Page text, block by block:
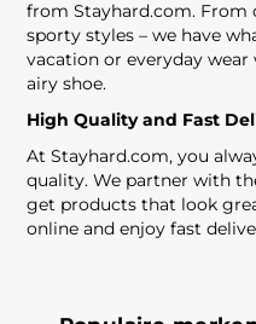
from Stayhard.com. From
sporty styles – we have
vacation or everyday
airy shoe.
High Quality and Fast
At Stayhard.com, you
quality. We partner with
get products that look
online and enjoy fast